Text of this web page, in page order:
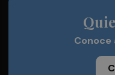
Conoce